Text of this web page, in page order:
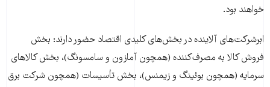
خواهند بود.
ابرشرکت‌های آلاینده در بخش‌های کلیدی اقتصاد حضور دارند: بخش
فروش کالا به مصرف‌کننده (همچون آمازون و سامسونگ)، بخش کالاهای
سرمایه (همچون بوئینگ و زیمنس)، بخش تأسیسات (همچون شرکت برق